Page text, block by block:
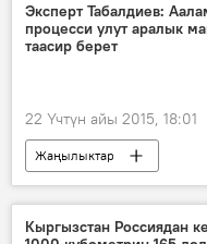
Эксперт Табалдиев:
процесси улут аралык
таасир берет
22 Үчтүн айы 2015, 18:01
Жаңылыктар
Кыргызстан Россиядан